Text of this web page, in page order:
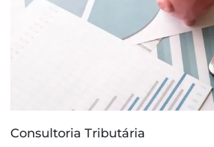
Consultoria Tributária